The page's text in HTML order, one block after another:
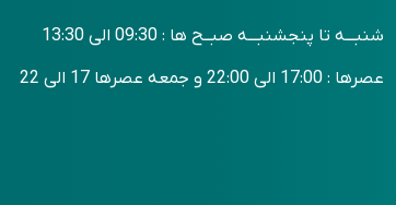
شنبـــه تا پنجشنبـــه صبــح ها : 09:30 الی 13:30
عصرها : 17:00 الی 22:00 و جمعه عصرها 17 الی 22